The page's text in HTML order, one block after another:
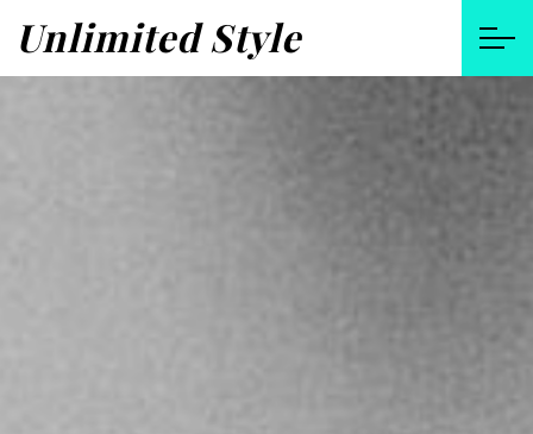
Unlimited Style